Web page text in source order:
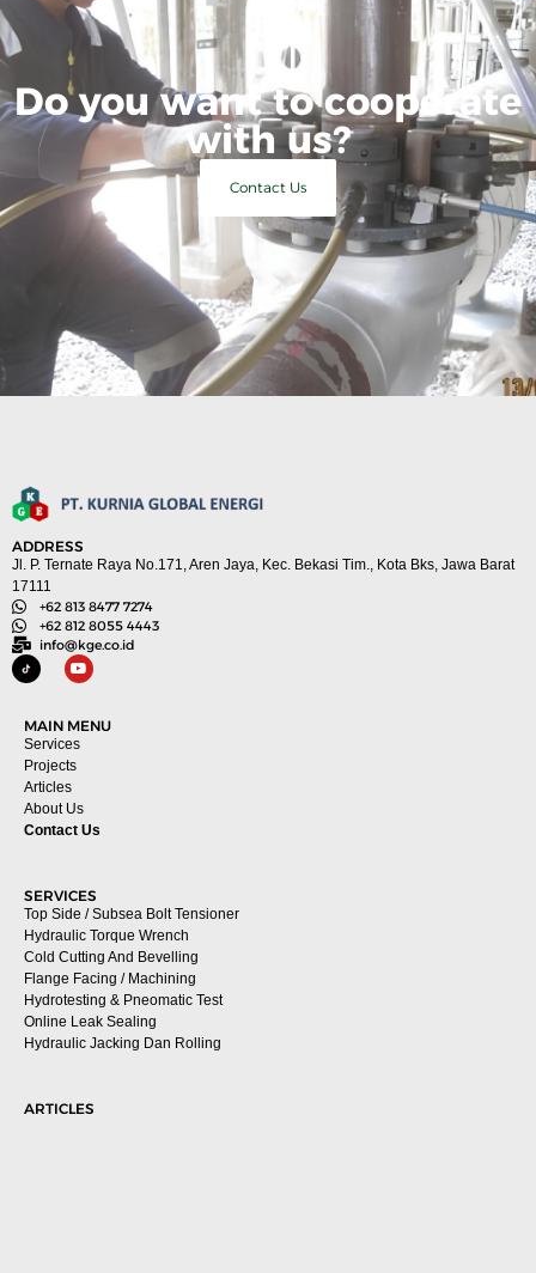
Do you want to cooperate
with us?
Contact Us
ADDRESS
Jl. P. Ternate Raya No.171, Aren Jaya, Kec. Bekasi Tim., Kota Bks, Jawa Barat
17111
+62 813 8477 7274
+62 812 8055 4443
info@kge.co.id
MAIN MENU
Services
Projects
Articles
About Us
Contact Us
SERVICES
Top Side / Subsea Bolt Tensioner
Hydraulic Torque Wrench
Cold Cutting And Bevelling
Flange Facing / Machining
Hydrotesting & Pneomatic Test
Online Leak Sealing
Hydraulic Jacking Dan Rolling
ARTICLES